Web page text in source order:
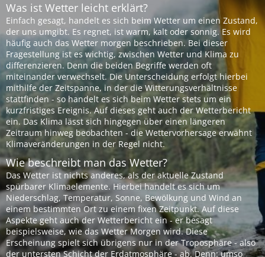
Was ist Wetter leicht erklärt?
Einfach gesagt, handelt es sich beim Wetter um einen Zustand,
der uns umgibt. Es regnet, ist warm, kalt oder sonnig. Es wird
häufig auch das Wetter morgen beschrieben. Bei dieser
Fragestellung ist es wichtig, zwischen Wetter und Klima zu
differenzieren. Denn die beiden Begriffe werden oft
miteinander verwechselt. Die Unterscheidung erfolgt hierbei
mithilfe der Zeitspanne, in der die Witterungsverhältnisse
stattfinden - so handelt es sich beim Wetter stets um ein
kurzfristiges Ereignis. Auf dieses geht auch der Wetterbericht
ein. Das Klima lässt sich hingegen über einen längeren
Zeitraum hinweg beobachten - die Wettervorhersage erwähnt
Klimaveränderungen in der Regel nicht.
Wie beschreibt man das Wetter?
Das Wetter ist nichts anderes, als der aktuelle Zustand
spürbarer Klimaelemente. Hierbei handelt es sich um
Niederschlag, Temperatur, Sonne, Bewölkung und Wind an
einem bestimmten Ort zu einem fixen Zeitpunkt. Auf diese
Aspekte geht auch der Wetterbericht ein - er besagt
beispielsweise, wie das Wetter Morgen wird. Diese
Erscheinung spielt sich übrigens nur in der Troposphäre - also
der untersten Schicht der Erdatmosphäre - ab. Denn: umso